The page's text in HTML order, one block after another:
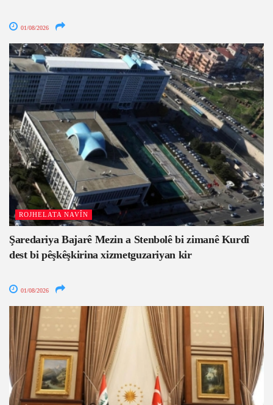
01/08/2026
ROJHELATA NAVÎN
Şaredariya Bajarê Mezin a Stenbolê bi zimanê Kurdî
dest bi pêşkêşkirina xizmetguzariyan kir
01/08/2026